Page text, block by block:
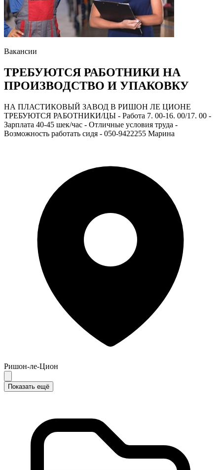
Вакансии
ТРЕБУЮТСЯ РАБОТНИКИ НА
ПРОИЗВОДСТВО И УПАКОВКУ
НА ПЛАСТИКОВЫЙ ЗАВОД В РИШОН ЛЕ ЦИОНЕ
ТРЕБУЮТСЯ РАБОТНИКИ/ЦЫ - Работа 7. 00-16. 00/17. 00 -
Зарплата 40-45 шек/час - Отличные условия труда -
Возможность работать сидя - 050-9422255 Марина
Ришон-ле-Цион
Показать ещё